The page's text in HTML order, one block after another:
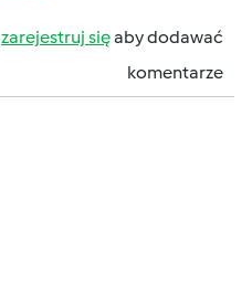
zarejestruj sięaby dodawać
komentarze